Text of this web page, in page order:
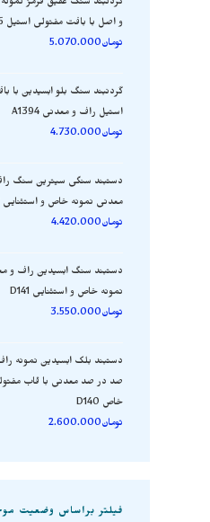
گردنبند سنگ عقیق قرمز
و اصل با بافت مفتولی استیل A1395
تومان5.070.000
گردنبند سنگ بلو ابسیدین با
استیل راف و معدنی A1394
تومان4.730.000
دستبند سنگی سیترین سنگ
معدنی نمونه خاص و استثنایی D142
تومان4.420.000
دستبند سنگ ابسیدین راف و
نمونه خاص و استثنایی D141
تومان3.550.000
دستبند بلک ابسیدین نمونه
صد در صد معدنی با قاب
خاص D140
تومان2.600.000
فیلتر براساس وضعیت